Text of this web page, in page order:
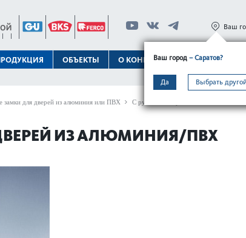
ОБЪЕКТЫ О КОНЦЕРНЕ ТЕХПОДДЕРЖКА
Ваш город – Саратов?
Да Выбрать
Ваш
замки для дверей из алюминия или ПВХ С ручным запиранием
ДВЕРЕЙ ИЗ АЛЮМИНИЯ/ПВХ